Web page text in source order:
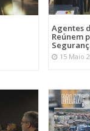
Agentes
Reúnem
15 Maio